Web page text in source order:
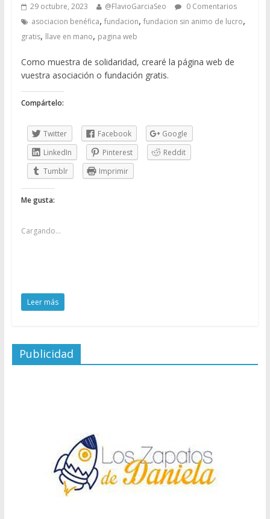
29 octubre, 2023 @FlavioGarciaSeo
0 Comentarios
asociacion benéfica, fundacion, fundacion sin animo de lucro,
gratis, llave en mano, pagina web
Como muestra de solidaridad, crearé la página web de
vuestra asociación o fundación gratis.
Compártelo:
Twitter Facebook
Google
LinkedIn
Pinterest
Reddit
Tumblr
Imprimir
Me gusta:
Cargando...
Leer más
Publicidad